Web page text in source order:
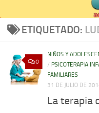
ETIQUETADO:
0
NIÑOS Y
/ PSICOTERAPIA
FAMILIARES
31 DE JULIO DE
La terapia